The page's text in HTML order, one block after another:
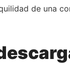
de una